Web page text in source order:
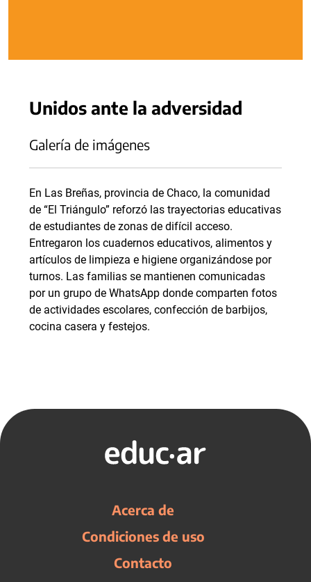
Unidos ante la adversidad
Galería de imágenes
En Las Breñas, provincia de Chaco, la comunidad
de “El Triángulo” reforzó las trayectorias educativas
de estudiantes de zonas de difícil acceso.
Entregaron los cuadernos educativos, alimentos y
artículos de limpieza e higiene organizándose por
turnos. Las familias se mantienen comunicadas
por un grupo de WhatsApp donde comparten fotos
de actividades escolares, confección de barbijos,
cocina casera y festejos.
Acerca de
Condiciones de uso
Contacto